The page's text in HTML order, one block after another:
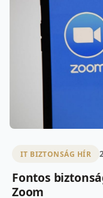
IT BIZTONSÁG HÍR
Fontos
Zoom